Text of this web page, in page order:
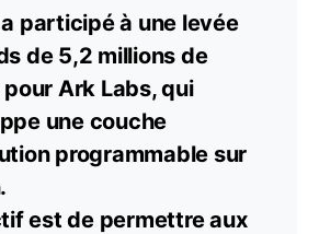
participé à une levée
de 5,2 millions de
Ark Labs, qui
une couche
programmable sur
est de permettre aux